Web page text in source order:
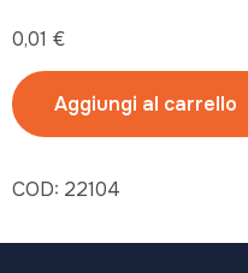
0,01 €
Aggiungi al carrello
COD: 22104